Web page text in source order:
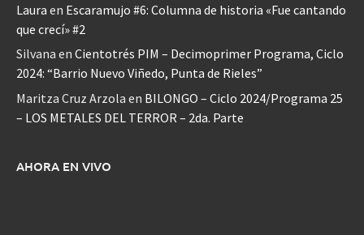
Laura en Escaramujo #6: Columna de historia «Fue cantando
que crecí» #2
Silvana en Cientotrés PIM – Decimoprimer Programa, Ciclo
2024: “Barrio Nuevo Viñedo, Punta de Rieles”
Maritza Cruz Arzola en BILONGO – Ciclo 2024/Programa 25
– LOS METALES DEL TERROR – 2da. Parte
AHORA EN VIVO